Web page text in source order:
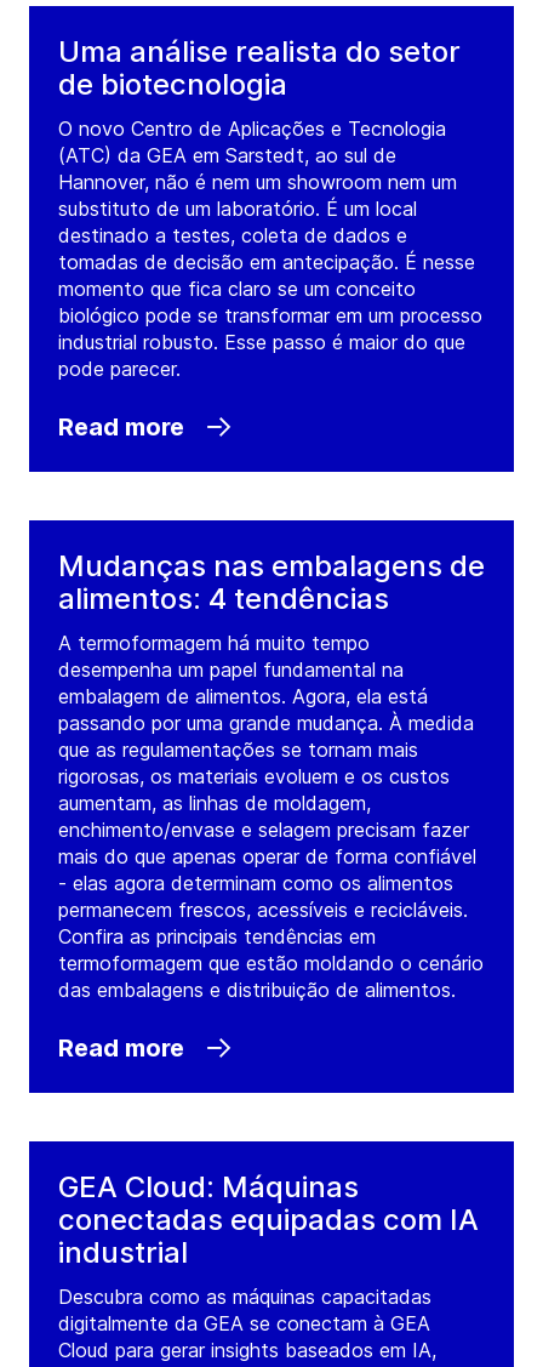
Uma análise realista do setor
de biotecnologia
O novo Centro de Aplicações e Tecnologia
(ATC) da GEA em Sarstedt, ao sul de
Hannover, não é nem um showroom nem um
substituto de um laboratório. É um local
destinado a testes, coleta de dados e
tomadas de decisão em antecipação. É nesse
momento que fica claro se um conceito
biológico pode se transformar em um processo
industrial robusto. Esse passo é maior do que
pode parecer.
Read more
Mudanças nas embalagens de
alimentos: 4 tendências
A termoformagem há muito tempo
desempenha um papel fundamental na
embalagem de alimentos. Agora, ela está
passando por uma grande mudança. À medida
que as regulamentações se tornam mais
rigorosas, os materiais evoluem e os custos
aumentam, as linhas de moldagem,
enchimento/envase e selagem precisam fazer
mais do que apenas operar de forma confiável
- elas agora determinam como os alimentos
permanecem frescos, acessíveis e recicláveis.
Confira as principais tendências em
termoformagem que estão moldando o cenário
das embalagens e distribuição de alimentos.
Read more
GEA Cloud: Máquinas
conectadas equipadas com IA
industrial
Descubra como as máquinas capacitadas
digitalmente da GEA se conectam à GEA
Cloud para gerar insights baseados em IA,